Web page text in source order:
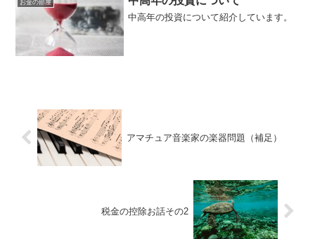
お金の部屋
中高年の投資について紹介しています。
アマチュア音楽家の楽器問題（補足）
税金の控除お話その2